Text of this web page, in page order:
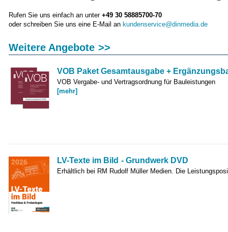
Rufen Sie uns einfach an unter +49 30 58885700-70
oder schreiben Sie uns eine E-Mail an kundenservice@dinmedia.de
Weitere Angebote >>
VOB Paket Gesamtausgabe +
VOB Vergabe- und Vertragsordnung für Bauleistungen
[mehr]
LV-Texte im Bild - Grundwerk DVD
Erhältlich bei RM Rudolf Müller Medien. Die